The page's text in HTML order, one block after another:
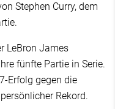
Stephen Curry, dem
LeBron James
fünfte Partie in Serie.
Erfolg gegen die
Rekord.